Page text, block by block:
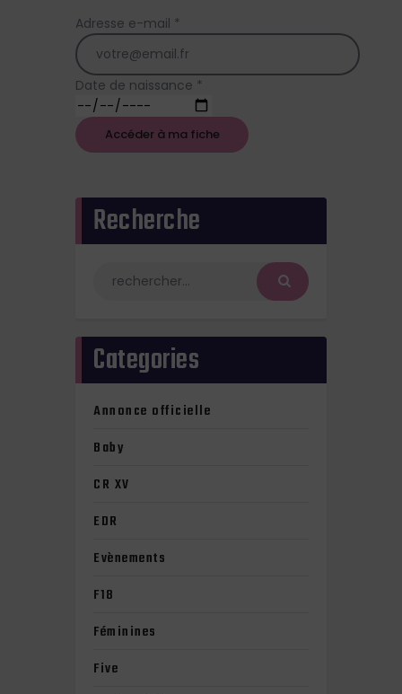
Adresse e-mail *
Date de naissance *
Accéder à ma fiche
Recherche
Categories
Annonce officielle
Baby
CR XV
EDR
Evènements
F18
Féminines
Five